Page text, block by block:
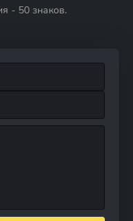
- 50 знаков.